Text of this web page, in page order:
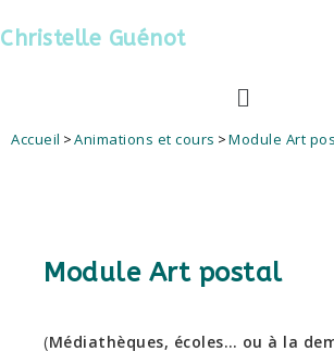
Christelle Guénot
Accueil >Animations et cours >Module Art
Module Art postal
(Médiathèques, écoles… ou à la